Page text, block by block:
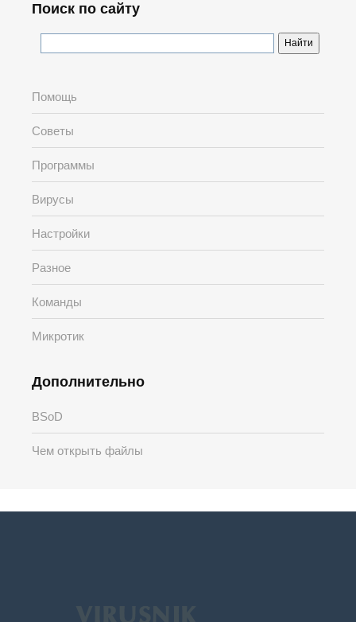
Поиск по сайту
Помощь
Советы
Программы
Вирусы
Настройки
Разное
Команды
Микротик
Дополнительно
BSoD
Чем открыть файлы